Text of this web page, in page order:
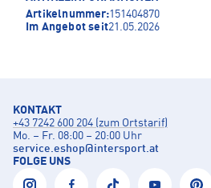
Artikelnummer:151404870
Im Angebot seit21.05.2026
KONTAKT
+43 7242 600 204 (zum Ortstarif)
Mo. – Fr. 08:00 – 20:00 Uhr
service.eshop@intersport.at
FOLGE UNS